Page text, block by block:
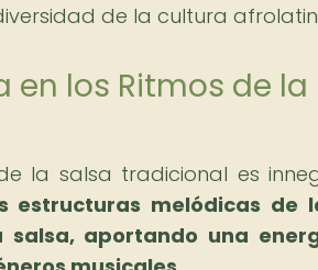
de la cultura
los Ritmos de la
la salsa tradicional es
estructuras melódicas de
aportando una